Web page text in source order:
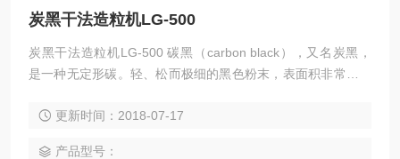
炭黑干法造粒机LG-500
炭黑干法造粒机LG-500 碳黑（carbon black），又名炭黑，
是一种无定形碳。轻、松而极细的黑色粉末，表面积非常大，
油等）在空气不足的条件下经不*燃烧或受热分解而得的产物
更新时间：2018-07-17
产品型号：